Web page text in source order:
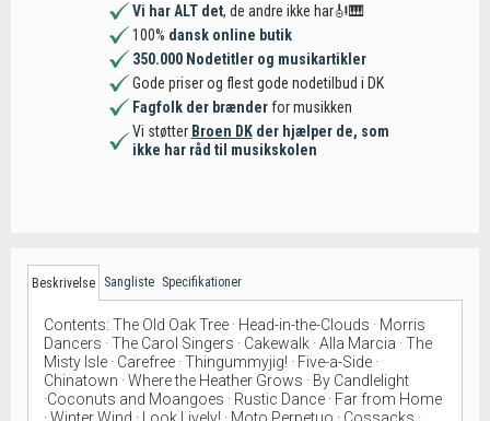
Vi har ALT det, de andre ikke har🎻🎹
100% dansk online butik
350.000 Nodetitler og musikartikler
Gode priser og flest gode nodetilbud i DK
Fagfolk der brænderfor musikken
Vi støtter Broen DKder hjælper de, som
ikke har råd til musikskolen
Beskrivelse Sangliste Specifikationer
Contents: The Old Oak Tree · Head-in-the-Clouds · Morris
Dancers · The Carol Singers · Cakewalk · Alla Marcia · The
Misty Isle · Carefree · Thingummyjig! · Five-a-Side ·
Chinatown · Where the Heather Grows · By Candlelight
·Coconuts and Moangoes · Rustic Dance · Far from Home
· Winter Wind · Look Lively! · Moto Perpetuo · Cossacks ·